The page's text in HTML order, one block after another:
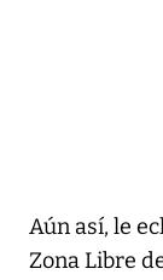
Aún así, le
Zona Libre